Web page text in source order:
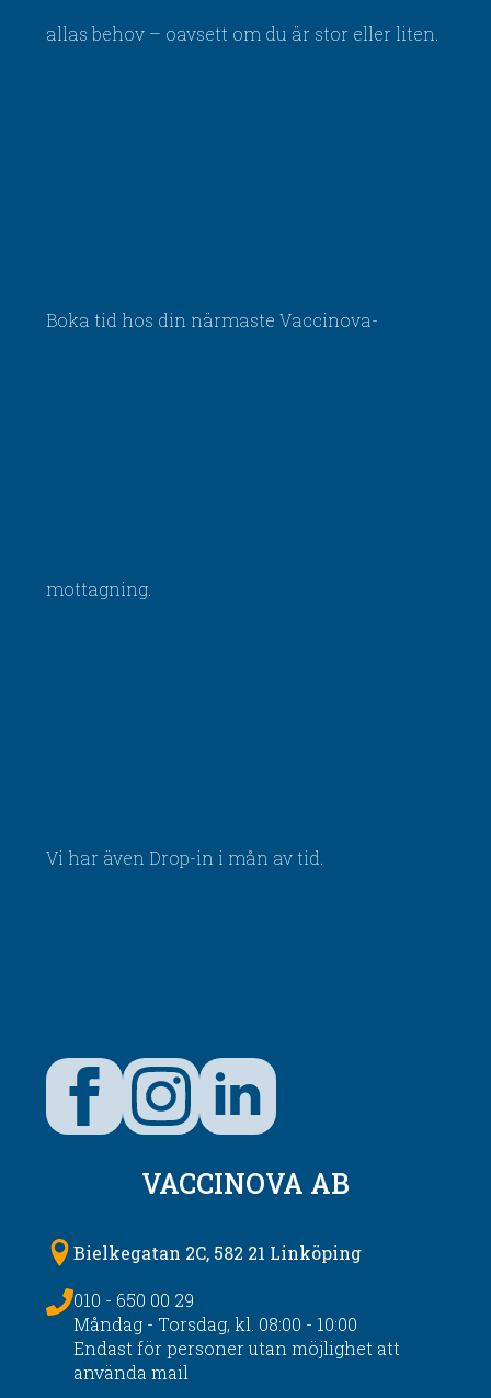
allas behov – oavsett om du är stor eller liten.
Boka tid hos din närmaste Vaccinova-
mottagning.
Vi har även Drop-in i mån av tid.
VACCINOVA AB
Bielkegatan 2C, 582 21 Linköping
010 - 650 00 29
Måndag - Torsdag, kl. 08:00 - 10:00
Endast för personer utan möjlighet att
använda mail